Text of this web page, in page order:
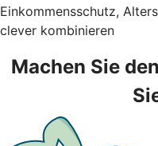
Einkommensschutz,
clever kombinieren
Machen Sie